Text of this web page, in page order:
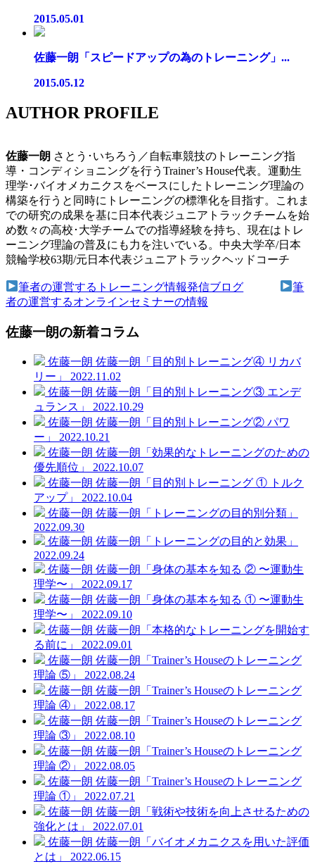
2015.05.01
佐藤一朗「スピードアップの為のトレーニング」...
2015.05.12
AUTHOR PROFILE
佐藤一朗 さとう･いちろう／自転車競技のトレーニング指
導・コンディショニングを行うTrainer’s House代表。運動生
理学･バイオメカニクスをベースにしたトレーニング理論の
構築を行うと同時にトレーニングの標準化を目指す。これま
での研究の成果を基に日本代表ジュニアトラックチームを始
め数々の高校･大学チームでの指導経験を持ち、現在はトレ
ーニング理論の普及にも力を注いでいる。中央大学卒/日本
競輪学校63期/元日本代表ジュニアトラックヘッドコーチ
筆者の運営するトレーニング情報発信ブログ
筆
者の運営するオンラインセミナーの情報
佐藤一朗の新着コラム
佐藤一朗 佐藤一朗「目的別トレーニング④ リカバ
リー」
2022.11.02
佐藤一朗 佐藤一朗「目的別トレーニング③ エンデ
ュランス」
2022.10.29
佐藤一朗 佐藤一朗「目的別トレーニング② パワ
ー」
2022.10.21
佐藤一朗 佐藤一朗「効果的なトレーニングのための
優先順位」
2022.10.07
佐藤一朗 佐藤一朗「目的別トレーニング ① トルク
アップ」
2022.10.04
佐藤一朗 佐藤一朗「トレーニングの目的別分類」
2022.09.30
佐藤一朗 佐藤一朗「トレーニングの目的と効果」
2022.09.24
佐藤一朗 佐藤一朗「身体の基本を知る ② 〜運動生
理学〜」
2022.09.17
佐藤一朗 佐藤一朗「身体の基本を知る ① 〜運動生
理学〜」
2022.09.10
佐藤一朗 佐藤一朗「本格的なトレーニングを開始す
る前に」
2022.09.01
佐藤一朗 佐藤一朗「Trainer’s Houseのトレーニング
理論 ⑤」
2022.08.24
佐藤一朗 佐藤一朗「Trainer’s Houseのトレーニング
理論 ④」
2022.08.17
佐藤一朗 佐藤一朗「Trainer’s Houseのトレーニング
理論 ③」
2022.08.10
佐藤一朗 佐藤一朗「Trainer’s Houseのトレーニング
理論 ②」
2022.08.05
佐藤一朗 佐藤一朗「Trainer’s Houseのトレーニング
理論 ①」
2022.07.21
佐藤一朗 佐藤一朗「戦術や技術を向上させるための
強化とは」
2022.07.01
佐藤一朗 佐藤一朗「バイオメカニクスを用いた評価
とは」
2022.06.15